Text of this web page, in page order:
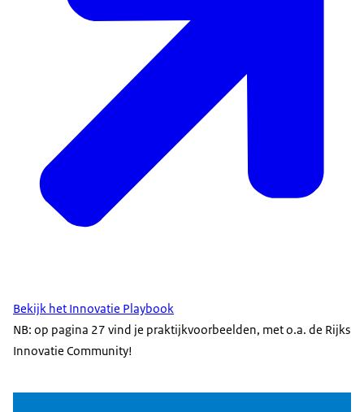
Bekijk het Innovatie Playbook
NB: op pagina 27 vind je praktijkvoorbeelden, met o.a. de Rijks
Innovatie Community!